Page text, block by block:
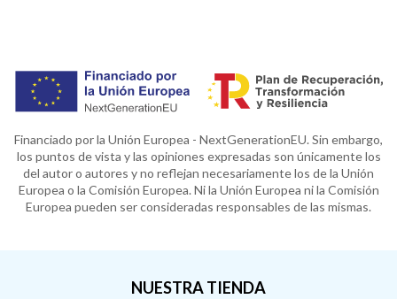
Financiado por la Unión Europea - NextGenerationEU. Sin embargo,
los puntos de vista y las opiniones expresadas son únicamente los
del autor o autores y no reflejan necesariamente los de la Unión
Europea o la Comisión Europea. Ni la Unión Europea ni la Comisión
Europea pueden ser consideradas responsables de las mismas.
NUESTRA TIENDA